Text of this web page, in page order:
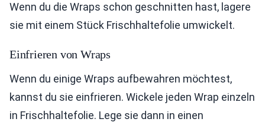
Wenn du die Wraps schon geschnitten hast, lagere
sie mit einem Stück Frischhaltefolie umwickelt.
Einfrieren von Wraps
Wenn du einige Wraps aufbewahren möchtest,
kannst du sie einfrieren. Wickele jeden Wrap einzeln
in Frischhaltefolie. Lege sie dann in einen